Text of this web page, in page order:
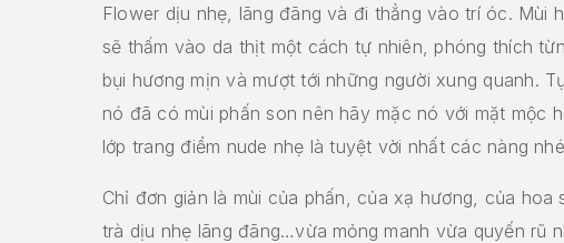
Flower dịu nhẹ, lãng đãng và đi thẳng vào trí óc. Mùi
sẽ thấm vào da thịt một cách tự nhiên, phóng thích
bụi hương mịn và mượt tới những người xung quanh.
nó đã có mùi phấn son nên hãy mặc nó với mặt mộc
lớp trang điểm nude nhẹ là tuyệt vời nhất các nàng
Chỉ đơn giản là mùi của phấn, của xạ hương, của hoa
trà dịu nhẹ lãng đãng…vừa mỏng manh vừa quyến rũ